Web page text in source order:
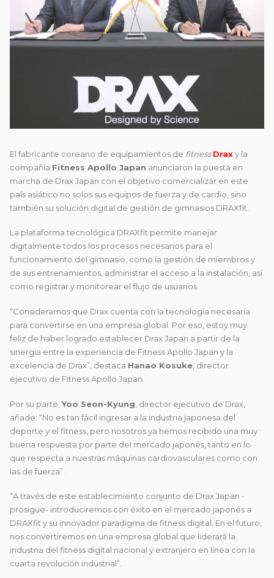
El fabricante coreano de equipamientos de fitness Draxy la
compañía Fitness Apollo Japan anunciaron la puesta en
marcha de Drax Japan con el objetivo comercializar en este
país asiático no solos sus equipos de fuerza y de cardio, sino
también su solución digital de gestión de gimnasios DRAXfit.
La plataforma tecnológica DRAXfit permite manejar
digitalmente todos los procesos necesarios para el
funcionamiento del gimnasio, como la gestión de miembros y
de sus entrenamientos, administrar el acceso a la instalación, así
como registrar y monitorear el flujo de usuarios.
“Consideramos que Drax cuenta con la tecnología necesaria
para convertirse en una empresa global. Por eso, estoy muy
feliz de haber logrado establecer Drax Japan a partir de la
sinergia entre la experiencia de Fitness Apollo Japan y la
excelencia de Drax”, destaca Hanao Kosuke , director
ejecutivo de Fitness Apollo Japan.
Por su parte,Yoo Seon-Kyung , director ejecutivo de Drax,
añade: “No es tan fácil ingresar a la industria japonesa del
deporte y el fitness, pero nosotros ya hemos recibido una muy
buena respuesta por parte del mercado japonés, tanto en lo
que respecta a nuestras máquinas cardiovasculares como con
las de fuerza”.
“A través de este establecimiento conjunto de Drax Japan -
prosigue- introduciremos con éxito en el mercado japonés a
DRAXfit y su innovador paradigma de fitness digital. En el futuro,
nos convertiremos en una empresa global que liderará la
industria del fitness digital nacional y extranjero en línea con la
cuarta revolución industrial”.